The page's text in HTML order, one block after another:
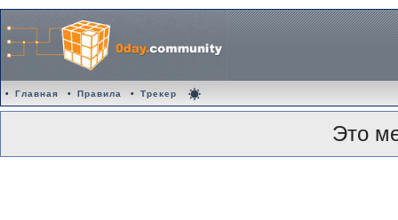
• Главная • Правила • Трекер
Это